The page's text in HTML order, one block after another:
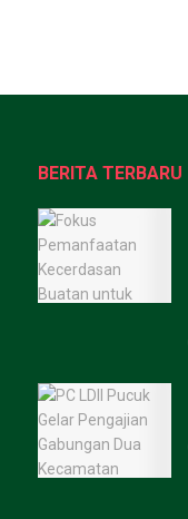
BERITA TERBARU